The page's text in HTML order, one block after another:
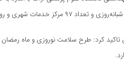
مرکز خدمات شهری و روستایی در ایام تعطیل فعال خواهند بود.